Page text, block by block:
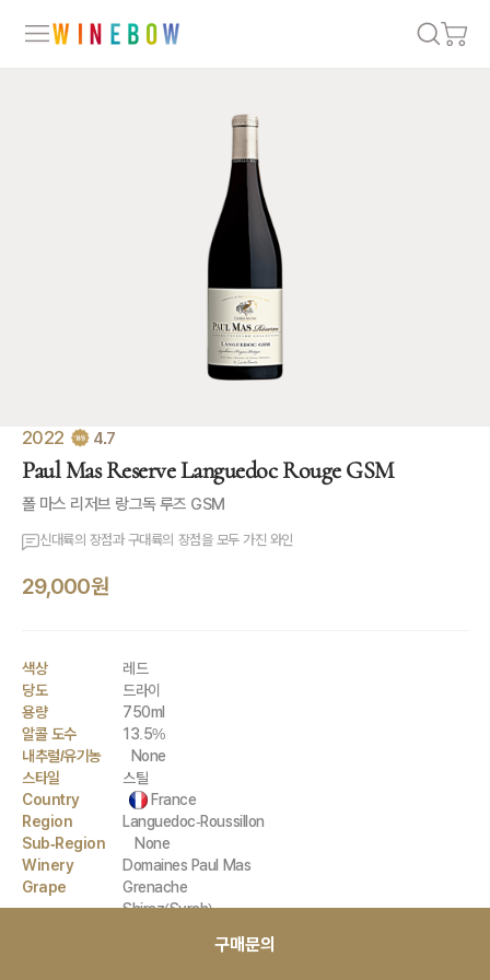
2022 4.7
Paul Mas Reserve Languedoc Rouge GSM
폴 마스 리저브 랑그독 루즈 GSM
신대륙의 장점과 구대륙의 장점을 모두 가진 와인
29,000원
색상
레드
당도
드라이
용량
750ml
알콜 도수
13.5%
내추럴/유기농
None
스타일
스틸
Country
France
Region
Languedoc-Roussillon
Sub-Region
None
Winery
Domaines Paul Mas
Grape
Grenache
Shiraz(Syrah)
구매문의